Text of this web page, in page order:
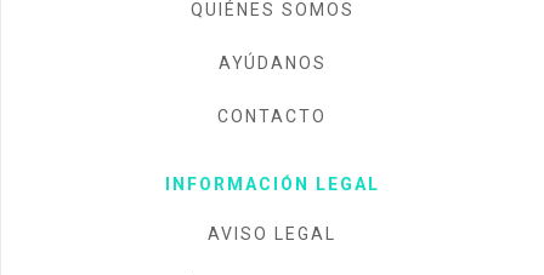
QUIÉNES SOMOS
AYÚDANOS
CONTACTO
INFORMACIÓN LEGAL
AVISO LEGAL